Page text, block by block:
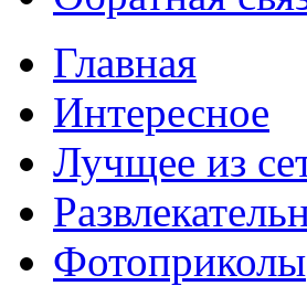
Главная
Интересное
Лучщее из
Фотоприколы